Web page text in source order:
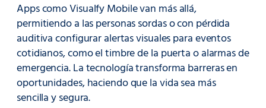
Apps como Visualfy Mobile van más allá,
permitiendo a las personas sordas o con pérdida
auditiva configurar alertas visuales para eventos
cotidianos, como el timbre de la puerta o alarmas de
emergencia. La tecnología transforma barreras en
oportunidades, haciendo que la vida sea más
sencilla y segura.